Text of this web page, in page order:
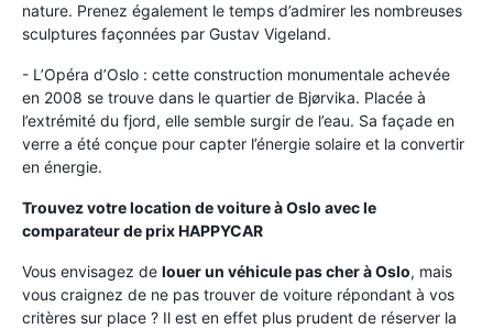
nature. Prenez également le temps d’admirer les nombreuses
sculptures façonnées par Gustav Vigeland.
- L’Opéra d’Oslo : cette construction monumentale achevée
en 2008 se trouve dans le quartier de Bjørvika. Placée à
l’extrémité du fjord, elle semble surgir de l’eau. Sa façade en
verre a été conçue pour capter l’énergie solaire et la convertir
en énergie.
Trouvez votre location de voiture à Oslo avec le
comparateur de prix HAPPYCAR
Vous envisagez de louer un véhicule pas cher à Oslo, mais
vous craignez de ne pas trouver de voiture répondant à vos
critères sur place ? Il est en effet plus prudent de réserver la